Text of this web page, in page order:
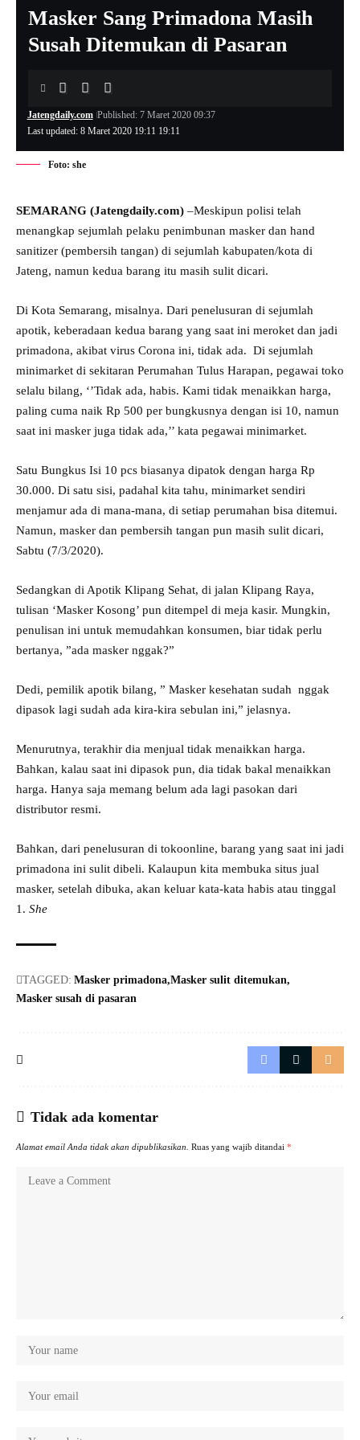
Masker Sang Primadona Masih
Susah Ditemukan di Pasaran
Last updated: 8 Maret 2020 19:11 19:11
Jatengdaily.com Published: 7 Maret 2020 09:37
Foto: she
SEMARANG (Jatengdaily.com) –Meskipun polisi telah
menangkap sejumlah pelaku penimbunan masker dan hand
sanitizer (pembersih tangan) di sejumlah kabupaten/kota di
Jateng, namun kedua barang itu masih sulit dicari.
Di Kota Semarang, misalnya. Dari penelusuran di sejumlah
apotik, keberadaan kedua barang yang saat ini meroket dan jadi
primadona, akibat virus Corona ini, tidak ada. Di sejumlah
minimarket di sekitaran Perumahan Tulus Harapan, pegawai toko
selalu bilang, ‘’Tidak ada, habis. Kami tidak menaikkan harga,
paling cuma naik Rp 500 per bungkusnya dengan isi 10, namun
saat ini masker juga tidak ada,’’ kata pegawai minimarket.
Satu Bungkus Isi 10 pcs biasanya dipatok dengan harga Rp
30.000. Di satu sisi, padahal kita tahu, minimarket sendiri
menjamur ada di mana-mana, di setiap perumahan bisa ditemui.
Namun, masker dan pembersih tangan pun masih sulit dicari,
Sabtu (7/3/2020).
Sedangkan di Apotik Klipang Sehat, di jalan Klipang Raya,
tulisan ‘Masker Kosong’ pun ditempel di meja kasir. Mungkin,
penulisan ini untuk memudahkan konsumen, biar tidak perlu
bertanya, ”ada masker nggak?”
Dedi, pemilik apotik bilang, ” Masker kesehatan sudah nggak
dipasok lagi sudah ada kira-kira sebulan ini,” jelasnya.
Menurutnya, terakhir dia menjual tidak menaikkan harga.
Bahkan, kalau saat ini dipasok pun, dia tidak bakal menaikkan
harga. Hanya saja memang belum ada lagi pasokan dari
distributor resmi.
Bahkan, dari penelusuran di tokoonline, barang yang saat ini jadi
primadona ini sulit dibeli. Kalaupun kita membuka situs jual
masker, setelah dibuka, akan keluar kata-kata habis atau tinggal
1. She
TAGGED: Masker primadona Masker sulit ditemukan
Masker susah di pasaran
Tidak ada komentar
Alamat email Anda tidak akan dipublikasikan. Ruas yang wajib ditandai *